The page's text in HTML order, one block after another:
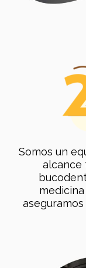
Somos un
alcance